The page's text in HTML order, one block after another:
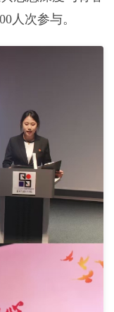
人次参与。